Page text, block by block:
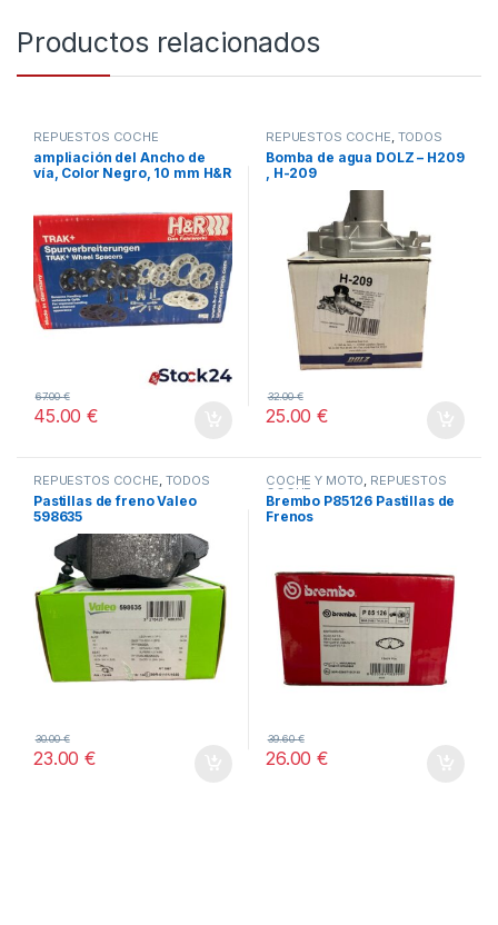
Productos relacionados
REPUESTOS COCHE
ampliación del Ancho de
vía, Color Negro, 10 mm H&R
45.00€
67.00€
REPUESTOS COCHE, TODOS
Bomba de agua DOLZ – H209
, H-209
25.00€
32.00€
REPUESTOS COCHE, TODOS
Pastillas de freno Valeo
598635
23.00€
30.00€
COCHE Y MOTO, REPUESTOS
COCHE
Brembo P85126 Pastillas de
Frenos
26.00€
39.60€